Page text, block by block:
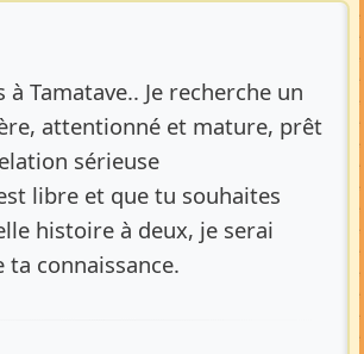
de l’annonce
à Tamatave.. Je recherche un
attentionné et mature, prêt
sérieuse
libre et que tu souhaites
histoire à deux, je serai
ta connaissance.